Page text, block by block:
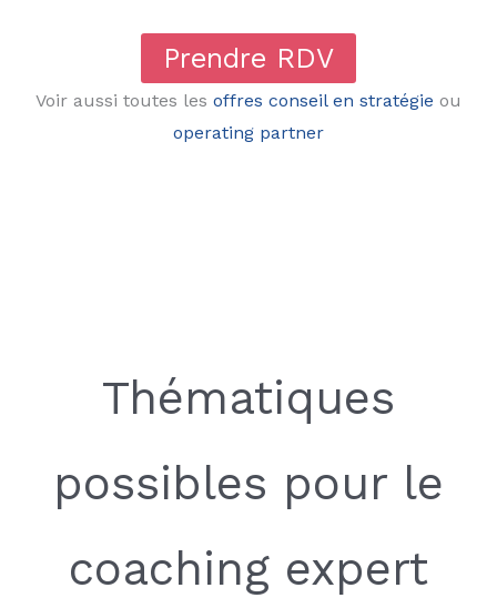
Prendre RDV
Voir aussi toutes les offres conseil en stratégie ou
operating partner
Thématiques
possibles pour le
coaching expert